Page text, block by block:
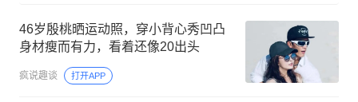
46岁殷桃晒运动照，穿小背心秀凹凸
身材瘦而有力，看着还像20出头
疯说趣谈 打开APP